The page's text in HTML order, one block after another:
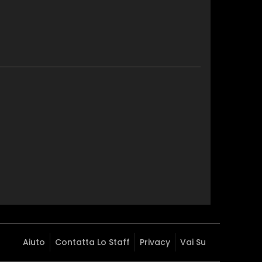
Aiuto Contatta Lo Staff Privacy Vai Su